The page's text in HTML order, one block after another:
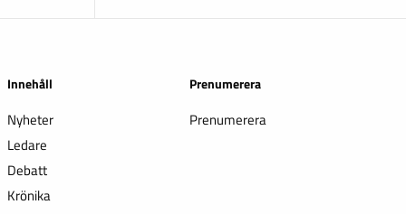
Innehåll
Nyheter
Ledare
Debatt
Krönika
Prenumerera
Prenumerera